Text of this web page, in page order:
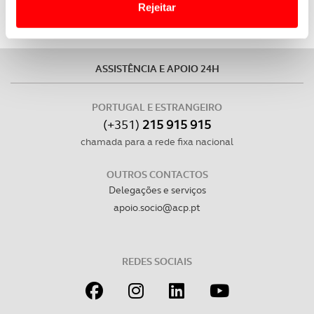
personalizar conteúdos e anúncios, para lhe proporcionar
funcionalidades de redes sociais, bem como para
analisar dados de navegação no nosso website.
utilização do nosso site de publicidade e de análise, com
parceiros e organizações na UE e em países terceiros.
O ACP garantirá que as transferências internacionais de
Realçamos que o bloqueio de certo tipo de Cookies e
tecnologias similares pode ter impacto na sua
experiência de navegação no Website e nos serviços
Rejeitar
ASSISTÊNCIA E APOIO 24H
PORTUGAL E ESTRANGEIRO
(+351) 215 915 915
chamada para a rede fixa nacional
OUTROS CONTACTOS
Delegações e serviços
apoio.socio@acp.pt
REDES SOCIAIS